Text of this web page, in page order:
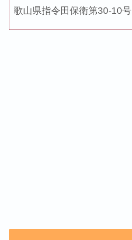
歌山県指令田保衛第30-10号